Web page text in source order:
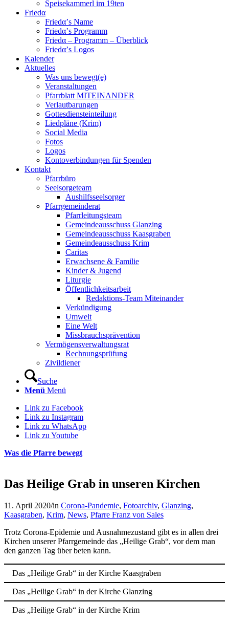
Speisekammerl im 19ten
Friedα
Friedα’s Name
Friedα’s Programm
Friedα – Programm – Überblick
Friedα’s Logos
Kalender
Aktuelles
Was uns bewegt(e)
Veranstaltungen
Pfarrblatt MITEINANDER
Verlautbarungen
Gottesdiensteinteilung
Liedpläne (Krim)
Social Media
Fotos
Logos
Kontoverbindungen für Spenden
Kontakt
Pfarrbüro
Seelsorgeteam
Aushilfsseelsorger
Pfarrgemeinderat
Pfarrleitungsteam
Gemeindeausschuss Glanzing
Gemeindeausschuss Kaasgraben
Gemeindeausschuss Krim
Caritas
Erwachsene & Familie
Kinder & Jugend
Liturgie
Öffentlichkeitsarbeit
Redaktions-Team Miteinander
Verkündigung
Umwelt
Eine Welt
Missbrauchsprävention
Vermögensverwaltungsrat
Rechnungsprüfung
Zivildiener
Suche
Menü Menü
Link zu Facebook
Link zu Instagram
Link zu WhatsApp
Link zu Youtube
Was die Pfarre bewegt
Das Heilige Grab in unseren Kirchen
11. April 2020/in Corona-Pandemie, Fotoarchiv, Glanzing,
Kaasgraben, Krim, News, Pfarre Franz von Sales
Trotz Corona-Epidemie und Ausnahmezustand gibt es in allen drei
Kirchen unserer Pfarrgemeinde das „Heilige Grab“, vor dem man
den ganzen Tag über beten kann.
Das „Heilige Grab“ in der Kirche Kaasgraben
Das „Heilige Grab“ in der Kirche Glanzing
Das „Heilige Grab“ in der Kirche Krim